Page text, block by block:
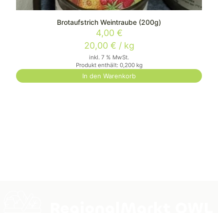
Brotaufstrich Weintraube (200g)
4,00 €
20,00 € / kg
inkl. 7 % MwSt.
Produkt enthält: 0,200 kg
In den Warenkorb